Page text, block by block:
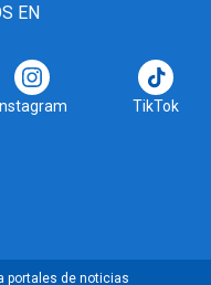
EN
Instagram TikTok
portales de noticias